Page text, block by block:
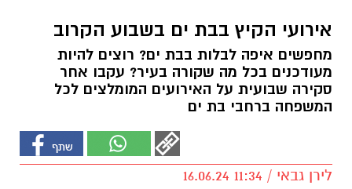
אירועי הקיץ בבת ים בשבוע הקרוב
מחפשים איפה לבלות בבת ים? רוצים להיות
מעודכנים בכל מה שקורה בעיר? עקבו אחר
סקירה שבועית על האירועים המומלצים לכל
המשפחה ברחבי בת ים
לירן גבאי / 11:34 16.06.24